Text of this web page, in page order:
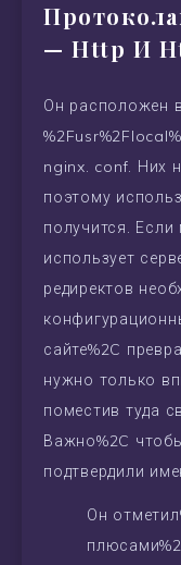
— Http И
Он расположен
nginx. conf. Них
поэтому
получится.
использует
редиректов
сайте%2C
нужно только
поместив туда
Важно%2C
подтвердили
Он